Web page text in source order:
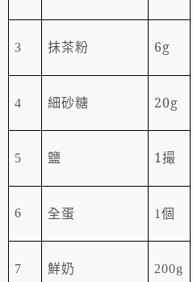
3 抹茶粉 6g
4 細砂糖 20g
5 鹽 1撮
6 全蛋 1個
7 鮮奶 200g